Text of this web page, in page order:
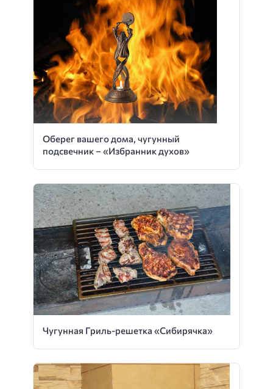
Оберег вашего дома, чугунный
подсвечник – «Избранник духов»
Чугунная Гриль-решетка «Сибирячка»